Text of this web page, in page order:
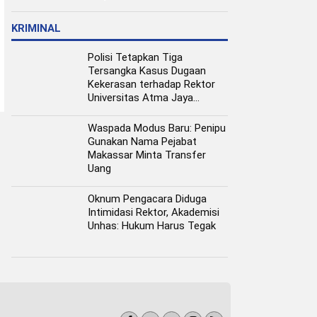
KRIMINAL
Polisi Tetapkan Tiga
Tersangka Kasus Dugaan
Kekerasan terhadap Rektor
Universitas Atma Jaya
Waspada Modus Baru: Penipu
Gunakan Nama Pejabat
Makassar Minta Transfer
Uang
Oknum Pengacara Diduga
Intimidasi Rektor, Akademisi
Unhas: Hukum Harus Tegak